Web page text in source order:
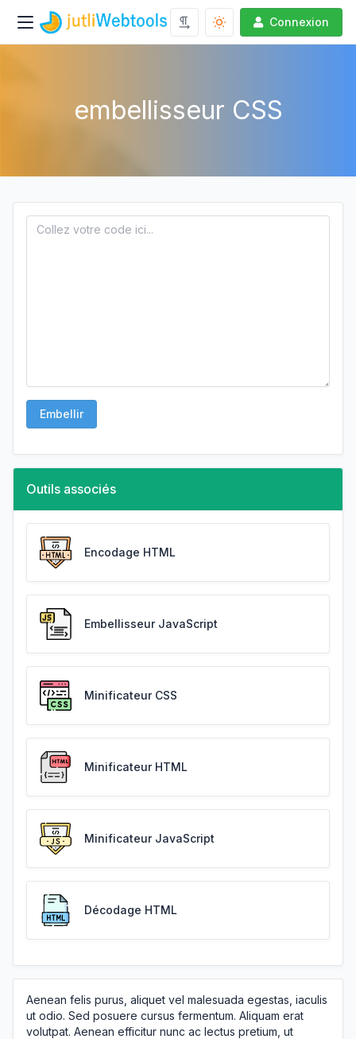
Connexion
embellisseur CSS
Embellir
Outils associés
Encodage HTML
Embellisseur JavaScript
Minificateur CSS
Minificateur HTML
Minificateur JavaScript
Décodage HTML
Aenean felis purus, aliquet vel malesuada egestas, iaculis
ut odio. Sed posuere cursus fermentum. Aliquam erat
volutpat. Aenean efficitur nunc ac lectus pretium, ut